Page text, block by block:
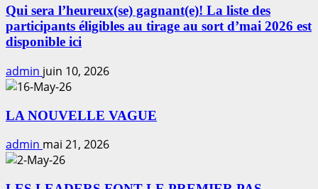
Qui sera l’heureux(se) gagnant(e)! La liste des
participants éligibles au tirage au sort d’mai 2026 est
disponible ici
admin juin 10, 2026
LA NOUVELLE VAGUE
admin mai 21, 2026